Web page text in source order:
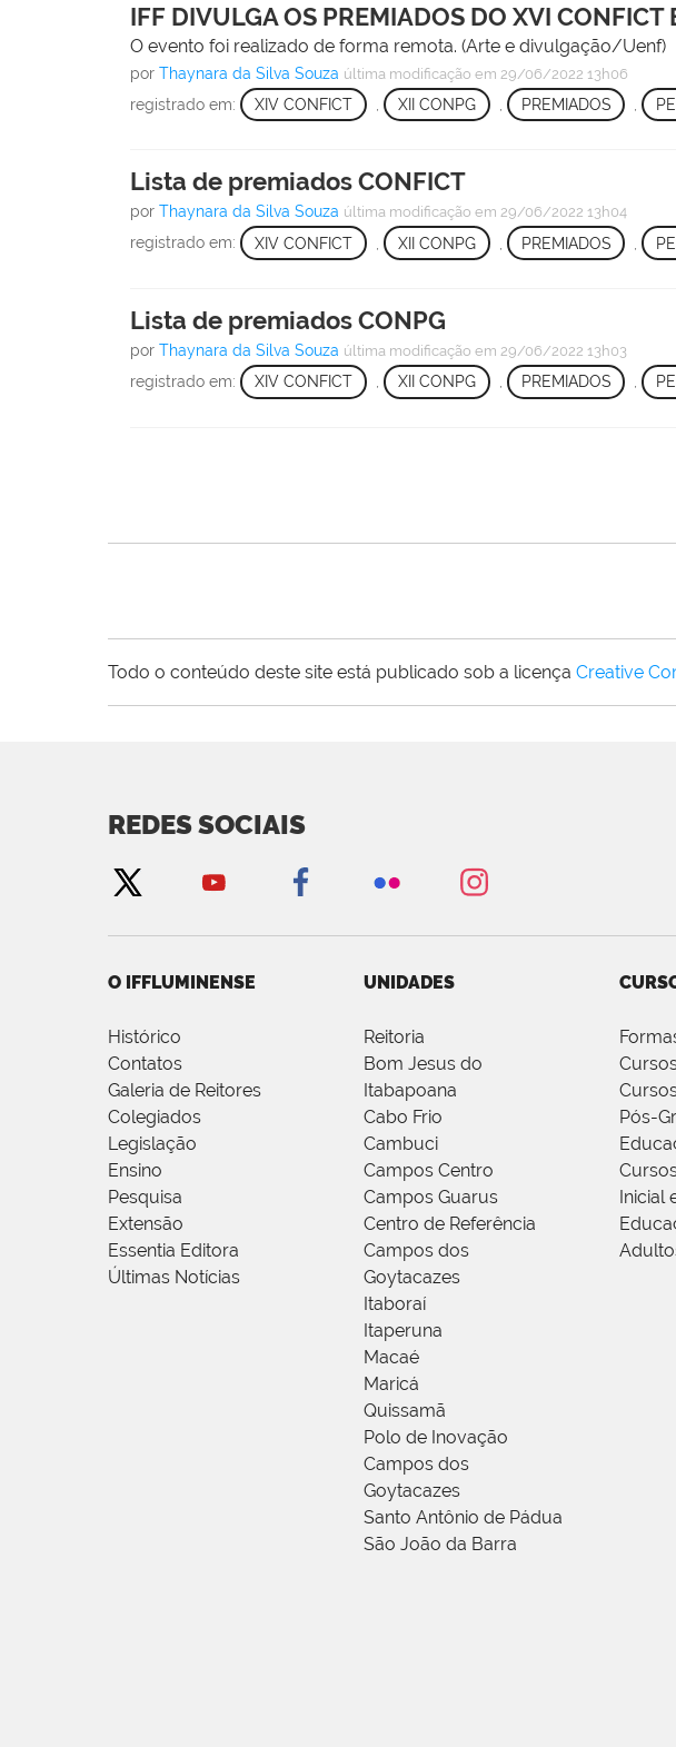
IFF DIVULGA OS PREMIADOS DO XVI CONFICT
O evento foi realizado de forma remota. (Arte e divulgação/Uenf)
porThaynara da Silva Souza última modificação em 29/06/2022 13h06
registrado em: XIV CONFICT XII CONPG PREMIADOS ,
Lista de premiados CONFICT
porThaynara da Silva Souza última modificação em 29/06/2022 13h04
registrado em: XIV CONFICT XII CONPG PREMIADOS ,
Lista de premiados CONPG
porThaynara da Silva Souza última modificação em 29/06/2022 13h03
registrado em: XIV CONFICT , XII CONPG , PREMIADOS ,
Todo o conteúdo deste site está publicado sob a licença Creative
REDES SOCIAIS
O IFFLUMINENSE
Histórico
Contatos
Galeria de Reitores
Colegiados
Legislação
Ensino
Pesquisa
Extensão
Essentia Editora
Últimas Notícias
UNIDADES
Reitoria
Bom Jesus do
Itabapoana
Cabo Frio
Cambuci
Campos Centro
Campos Guarus
Centro de Referência
Campos dos
Goytacazes
Itaboraí
Itaperuna
Macaé
Maricá
Quissamã
Polo de Inovação
Campos dos
Goytacazes
Santo Antônio de Pádua
São João da Barra
Pós-
Inicial